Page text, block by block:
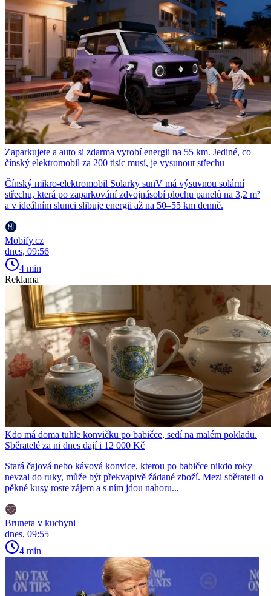
Zaparkujete a auto si zdarma vyrobí energii na 55 km. Jediné, co
čínský elektromobil za 200 tisíc musí, je vysunout střechu
Čínský mikro-elektromobil Solarky sunV má výsuvnou solární
střechu, která po zaparkování zdvojnásobí plochu panelů na 3,2 m²
a v ideálním slunci slibuje energii až na 50–55 km denně.
Mobify.cz
dnes, 09:56
4 min
Reklama
Kdo má doma tuhle konvičku po babičce, sedí na malém pokladu.
Sběratelé za ni dnes dají i 12 000 Kč
Stará čajová nebo kávová konvice, kterou po babičce nikdo roky
nevzal do ruky, může být překvapivě žádané zboží. Mezi sběrateli o
pěkné kusy roste zájem a s ním jdou nahoru...
Bruneta v kuchyni
dnes, 09:55
4 min